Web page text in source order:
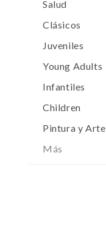
Salud
Clásicos
Juveniles
Young Adults
Infantiles
Children
Pintura y Arte
Más